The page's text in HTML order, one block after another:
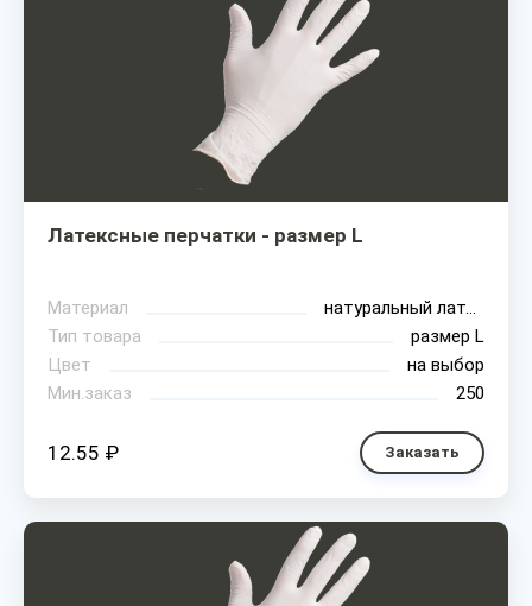
Латексные перчатки - размер L
Материал
натуральный латекс
Тип товара
размер L
Цвет
на выбор
Мин.заказ
250
12.55 ₽ Заказать